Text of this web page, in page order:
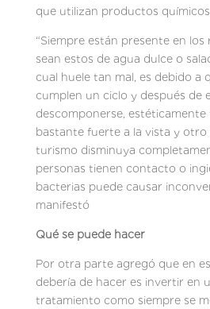
que utilizan productos
“Siempre están presente en los
sean estos de agua dulce o
cual huele tan mal, es debido a
cumplen un ciclo y después de
descomponerse,
bastante fuerte a la vista y otro
turismo disminuya
personas tienen contacto o
bacterias puede causar
manifestó
Qué se puede hacer
Por otra parte agregó que en
debería de hacer es invertir en
tratamiento como siempre se